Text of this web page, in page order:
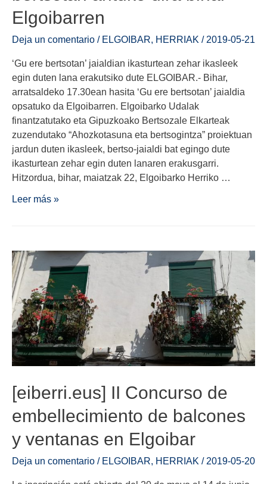
Elgoibarren
Deja un comentario / ELGOIBAR, HERRIAK / 2019-05-21
‘Gu ere bertsotan’ jaialdian ikasturtean zehar ikasleek
egin duten lana erakutsiko dute ELGOIBAR.- Bihar,
arratsaldeko 17.30ean hasita ‘Gu ere bertsotan’ jaialdia
opsatuko da Elgoibarren. Elgoibarko Udalak
finantzatutako eta Gipuzkoako Bertsozale Elkarteak
zuzendutako “Ahozkotasuna eta bertsogintza” proiektuan
jardun duten ikasleek, bertso-jaialdi bat egingo dute
ikasturtean zehar egin duten lanaren erakusgarri.
Hitzordua, bihar, maiatzak 22, Elgoibarko Herriko …
Leer más »
[eiberri.eus] II Concurso de
embellecimiento de balcones
y ventanas en Elgoibar
Deja un comentario / ELGOIBAR, HERRIAK / 2019-05-20